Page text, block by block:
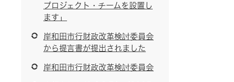
プロジェクト・チームを設置し
ます」
岸和田市行財政改革検討委員会
から提言書が提出されました
岸和田市行財政改革検討委員会